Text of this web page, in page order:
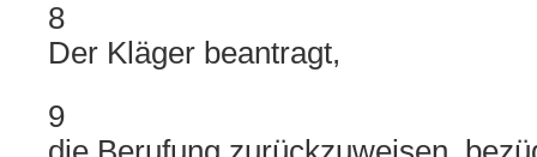
8
Der Kläger beantragt,
9